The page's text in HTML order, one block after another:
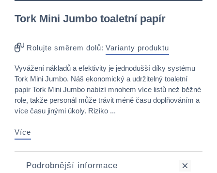
Tork Mini Jumbo toaletní papír
Rolujte směrem dolů: Varianty produktu
Vyvážení nákladů a efektivity je jednodušší díky systému
Tork Mini Jumbo. Náš ekonomický a udržitelný toaletní
papír Tork Mini Jumbo nabízí mnohem více listů než běžné
role, takže personál může trávit méně času doplňováním a
více času jinými úkoly. Riziko ...
Více
Podrobnější informace